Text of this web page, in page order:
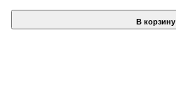
В корзину